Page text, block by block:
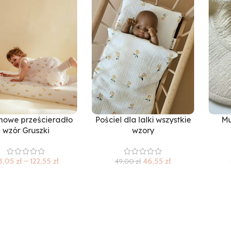
prześcieradło
wzór Gruszki
zł – 122,55 zł
Pościel dla lalki wszystkie
wzory
49,00zł 46,55 zł